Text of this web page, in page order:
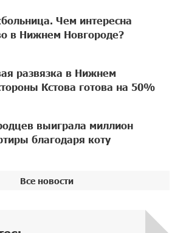
Чем интересна
в Нижнем Новгороде?
развязка в Нижнем
Кстова готова на 50%
выиграла миллион
благодаря коту
Все новости